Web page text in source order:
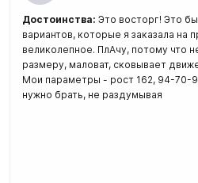
Достоинства: Это восторг! Это
вариантов, которые я заказала на
великолепное. ПлАчу, потому что
размеру, маловат, сковывает
Мои параметры - рост 162, 94-70-
нужно брать, не раздумывая